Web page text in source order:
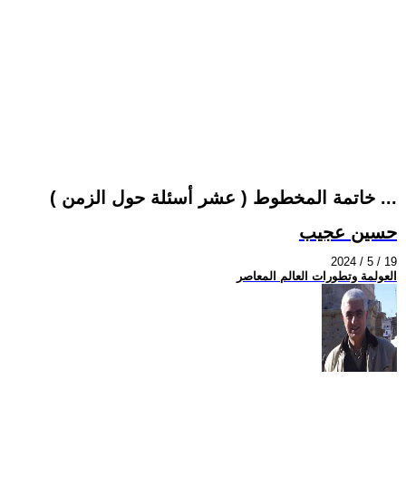
خاتمة المخطوط ( عشر أسئلة حول الزمن ) ...
حسين عجيب
2024 / 5 / 19
العولمة وتطورات العالم المعاصر